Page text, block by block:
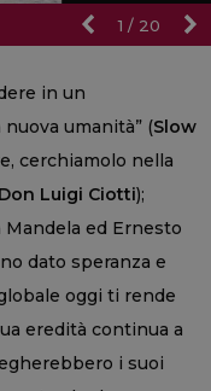
1 / 20
in un
umanità” (Slow
cerchiamolo nella
Don Luigi Ciotti);
ed Ernesto
dato speranza e
oggi ti rende
eredità continua a
i suoi